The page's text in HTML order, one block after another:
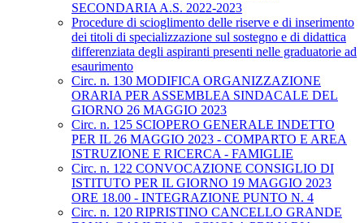
SECONDARIA A.S. 2022-2023
Procedure di scioglimento delle riserve e di inserimento
dei titoli di specializzazione sul sostegno e di didattica
differenziata degli aspiranti presenti nelle graduatorie ad
esaurimento
Circ. n. 130 MODIFICA ORGANIZZAZIONE
ORARIA PER ASSEMBLEA SINDACALE DEL
GIORNO 26 MAGGIO 2023
Circ. n. 125 SCIOPERO GENERALE INDETTO
PER IL 26 MAGGIO 2023 - COMPARTO E AREA
ISTRUZIONE E RICERCA - FAMIGLIE
Circ. n. 122 CONVOCAZIONE CONSIGLIO DI
ISTITUTO PER IL GIORNO 19 MAGGIO 2023
ORE 18.00 - INTEGRAZIONE PUNTO N. 4
Circ. n. 120 RIPRISTINO CANCELLO GRANDE